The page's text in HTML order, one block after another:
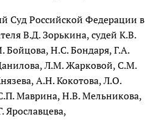
Суд Российской Федерации в
В.Д. Зорькина, судей К.В.
Бойцова, Н.С. Бондаря, Г.А.
Л.М. Жарковой, С.М.
А.Н. Кокотова, Л.О.
Маврина, Н.В. Мельникова,